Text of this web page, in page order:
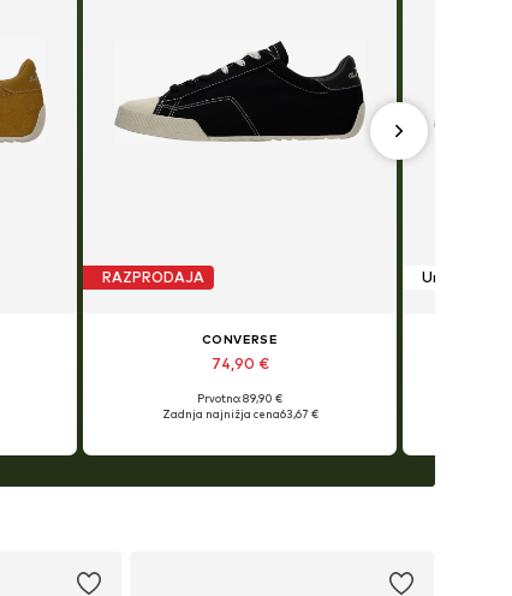
RAZPRODAJA
CONVERSE
74,90 €
Prvotno: 89,90 €
Zadnja najnižja cena63,67 €
Unisex